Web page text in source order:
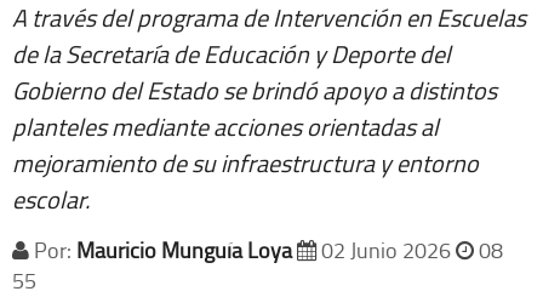
A través del programa de Intervención en Escuelas
de la Secretaría de Educación y Deporte del
Gobierno del Estado se brindó apoyo a distintos
planteles mediante acciones orientadas al
mejoramiento de su infraestructura y entorno
escolar.
Por: Mauricio Munguía Loya 02 Junio 2026
08
55